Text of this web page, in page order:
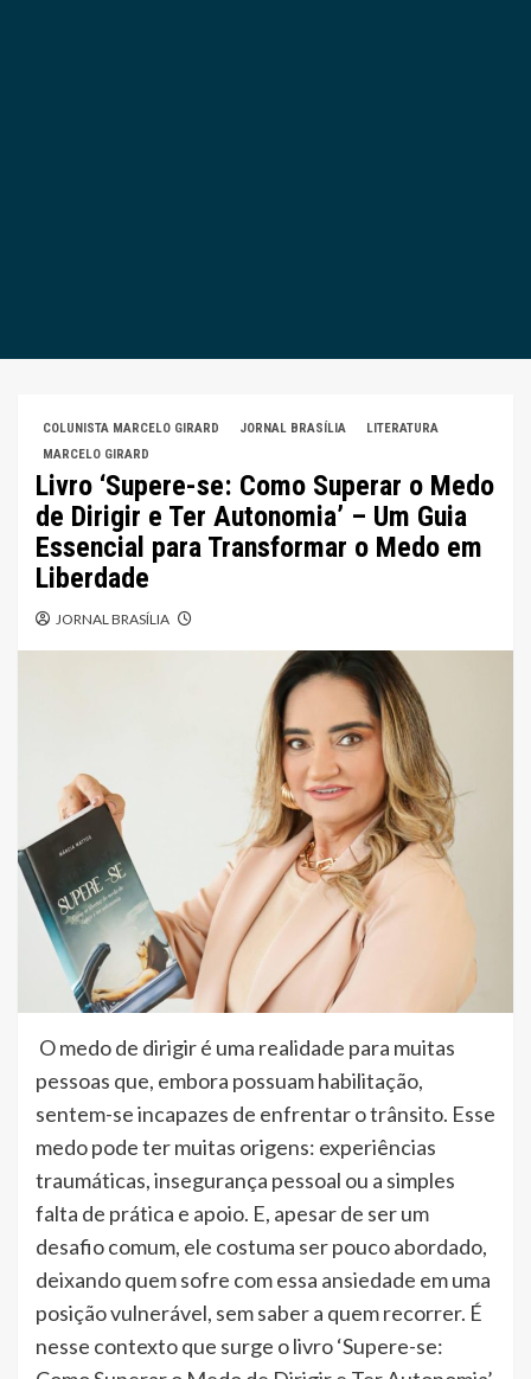
COLUNISTA MARCELO GIRARD JORNAL BRASÍLIA
LITERATURA
MARCELO GIRARD
Livro ‘Supere-se: Como Superar o Medo
de Dirigir e Ter Autonomia’ – Um Guia
Essencial para Transformar o Medo em
Liberdade
JORNAL BRASÍLIA
O medo de dirigir é uma realidade para muitas
pessoas que, embora possuam habilitação,
sentem-se incapazes de enfrentar o trânsito. Esse
medo pode ter muitas origens: experiências
traumáticas, insegurança pessoal ou a simples
falta de prática e apoio. E, apesar de ser um
desafio comum, ele costuma ser pouco abordado,
deixando quem sofre com essa ansiedade em uma
posição vulnerável, sem saber a quem recorrer. É
nesse contexto que surge o livro ‘Supere-se: